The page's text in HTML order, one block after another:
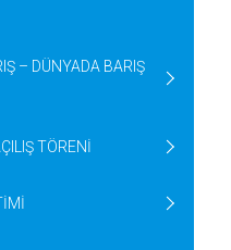
– DÜNYADA BARIŞ
TÖRENİ